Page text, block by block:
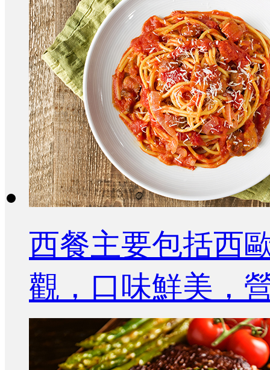
西餐主要包括西
觀，口味鮮美，